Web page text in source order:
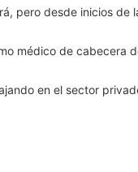
pero desde inicios de
médico de cabecera
en el sector